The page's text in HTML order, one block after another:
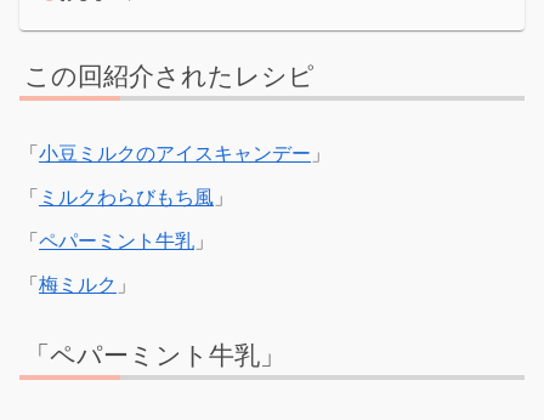
この回紹介されたレシピ
「 小豆ミルクのアイスキャンデー 」
「 ミルクわらびもち風 」
「 ペパーミント牛乳 」
「 梅ミルク 」
「ペパーミント牛乳」